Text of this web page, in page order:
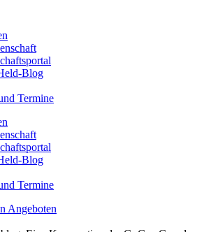
Blog
Termine
Blog
Termine
Angeboten